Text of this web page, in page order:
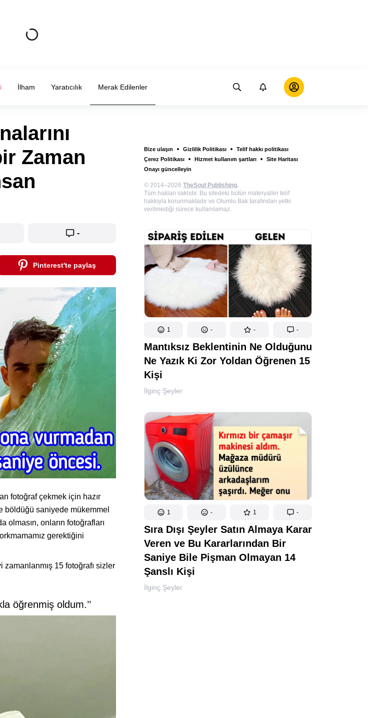
İlham Yaratıcılık Merak Edilenler
Bize ulaşın Gizlilik Politikası
Telif hakkı politikası
Çerez Politikası
Hizmet kullanım şartları
Site Haritası
Onayı güncelleyin
© 2014–2026 TheSoul Publishing.
Tüm hakları saklıdır. Bu sitedeki bütün materyaller telif
hakkıyla korunmaktadır ve Olumlu Bak tarafından yetki
verilmediği sürece kullanılamaz.
1 - - -
Mantıksız Beklentinin Ne Olduğunu
Ne Yazık Ki Zor Yoldan Öğrenen 15
Kişi
İlginç Şeyler
1 - 1 -
Sıra Dışı Şeyler Satın Almaya Karar
Veren ve Bu Kararlarından Bir
Saniye Bile Pişman Olmayan 14
Şanslı Kişi
İlginç Şeyler
Zaman
-
Pinterest'te paylaş
fotoğraf çekmek için hazır
böldüğü saniyede mükemmel
olmasın, onların fotoğrafları
gerektiğini
15 fotoğrafı sizler
öğrenmiş oldum.’’